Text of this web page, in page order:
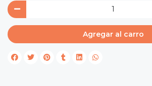
Agregar al carro